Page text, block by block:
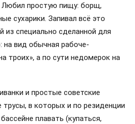
обеспечивал
Сталина занимался его
Поскрёбышев, регулярно
гонорары от издания сталинских
в приёмной огромный сейф.
других денег по предложению
выдающихся советских учёных,
достойных людей той эпохи.